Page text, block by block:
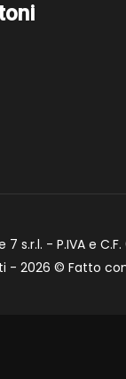
7 s.r.l. - P.IVA e
- 2026 © Fatto